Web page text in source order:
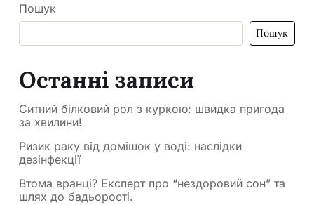
Пошук
Пошук
Останні записи
Ситний білковий рол з куркою: швидка пригода
за хвилини!
Ризик раку від домішок у воді: наслідки
дезінфекції
Втома вранці? Експерт про “нездоровий сон” та
шлях до бадьорості.